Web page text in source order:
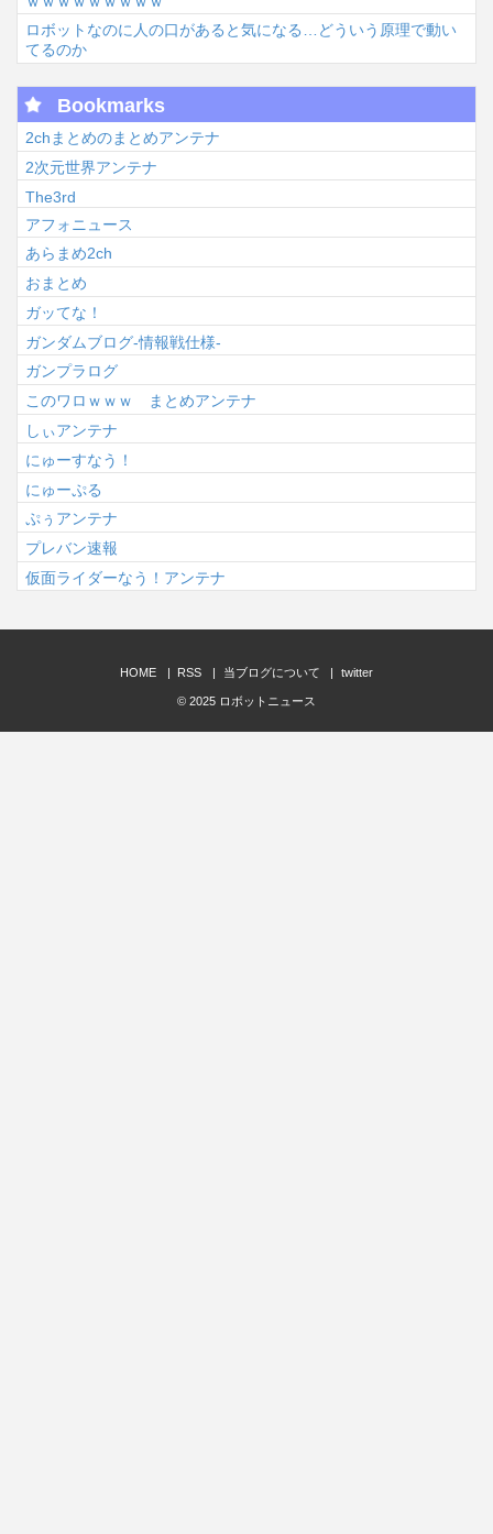
ロボットなのに人の口があると気になる…どういう原理で動い
てるのか
Bookmarks
2chまとめのまとめアンテナ
2次元世界アンテナ
The3rd
アフォニュース
あらまめ2ch
おまとめ
ガッてな！
ガンダムブログ-情報戦仕様-
ガンプラログ
このワロｗｗｗ まとめアンテナ
しぃアンテナ
にゅーすなう！
にゅーぷる
ぷぅアンテナ
プレバン速報
仮面ライダーなう！アンテナ
HOME RSS 当ブログについて twitter
© 2025 ロボットニュース